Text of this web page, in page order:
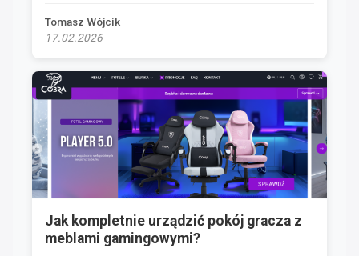
Tomasz Wójcik
17.02.2026
Jak kompletnie urządzić pokój gracza z
meblami gamingowymi?